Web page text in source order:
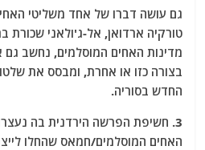
גם עושה דברו של אחד משליטי
טורקיה ארדואן, אל-ג'ולאני שכורת
מדינות האחים המוסלמים, נחשב גם
בצורה כזו או אחרת, ומבסס את
החדש בסוריה.
האחים המוסלמים/חמאס שהחלו